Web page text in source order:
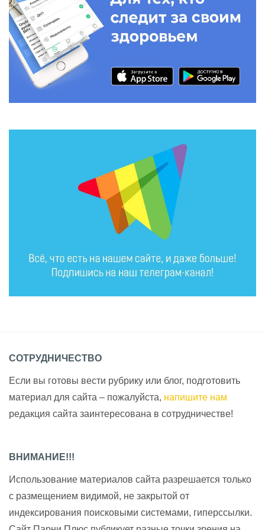
СОТРУДНИЧЕСТВО
Если вы готовы вести рубрику или блог, подготовить
материал для сайта – пожалуйста, напишите нам
редакция сайта заинтересована в сотрудничестве!
ВНИМАНИЕ!!!
Использование материалов сайта разрешается только
с размещением видимой, не закрытой от
индексирования поисковыми системами, гиперссылки.